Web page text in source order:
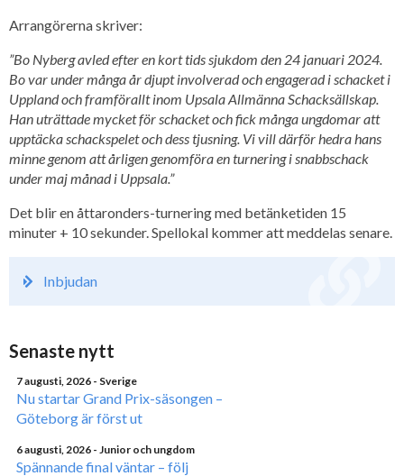
Arrangörerna skriver:
”Bo Nyberg avled efter en kort tids sjukdom den 24 januari 2024.
Bo var under många år djupt involverad och engagerad i schacket i
Uppland och framförallt inom Upsala Allmänna Schacksällskap.
Han uträttade mycket för schacket och fick många ungdomar att
upptäcka schackspeletoch dess tjusning. Vi vill därför hedra hans
minne genom att årligen genomföra en turnering i snabbschack
under maj månad i Uppsala.”
Det blir en åttaronders-turnering med betänketiden 15
minuter + 10 sekunder. Spellokal kommer att meddelas senare.
Inbjudan
Senaste nytt
7 augusti, 2026 - Sverige
Nu startar Grand Prix-säsongen –
Göteborg är först ut
6 augusti, 2026 - Junior och ungdom
Spännande final väntar – följ